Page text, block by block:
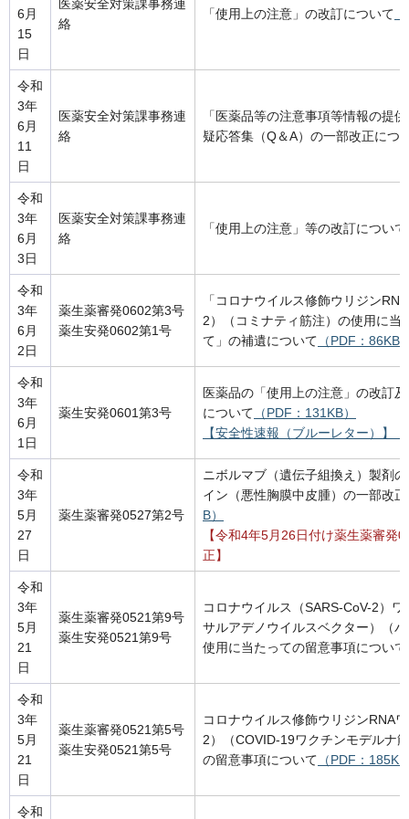
6月
15
日
医薬安全対策課事務連
絡
「使用上の注意」の改訂について
令和
3年
6月
11
日
医薬安全対策課事務連
絡
「医薬品等の注意事項等情報の提
疑応答集（Q＆A）の一部改正につ
令和
3年
6月
3日
医薬安全対策課事務連
絡
「使用上の注意」等の改訂について
令和
3年
6月
2日
薬生薬審発0602第3号
薬生安発0602第1号
「コロナウイルス修飾ウリジン
2）（コミナティ筋注）の使用に当
て」の補遺について （PDF：86KB
令和
3年
6月
1日
薬生安発0601第3号
医薬品の「使用上の注意」の改訂
について （PDF：131KB）
【安全性速報（ブルーレター）】
令和
3年
5月
27
日
薬生薬審発0527第2号
ニボルマブ（遺伝子組換え）製剤
イン（悪性胸膜中皮腫）の一部改
B）
【令和4年5月26日付け薬生薬審発
正】
令和
3年
5月
21
日
薬生薬審発0521第9号
薬生安発0521第9号
コロナウイルス（SARS-CoV-2）
サルアデノウイルスベクター）（
使用に当たっての留意事項について
令和
3年
5月
21
日
薬生薬審発0521第5号
薬生安発0521第5号
コロナウイルス修飾ウリジンRNA
2）（COVID-19ワクチンモデルナ
の留意事項について （PDF：
令和